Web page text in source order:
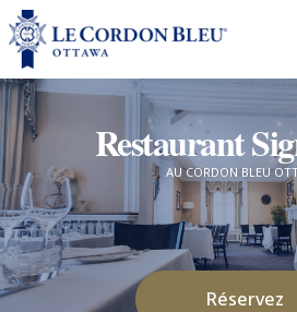
Restaurant
AU CORDON BLEU
Réservez